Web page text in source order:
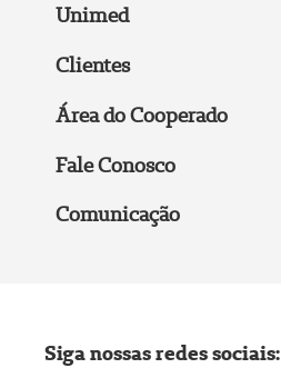
Unimed
Clientes
Área do Cooperado
Fale Conosco
Comunicação
Siga nossas redes sociais: